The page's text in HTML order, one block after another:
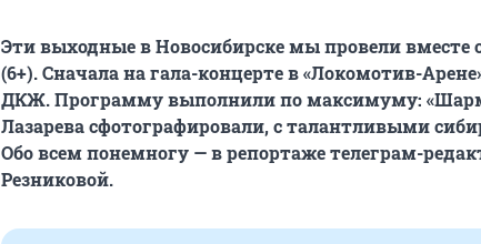
Эти выходные в Новосибирске мы провели вместе
(6+). Сначала на гала-концерте в «Локомотив-
ДКЖ. Программу выполнили по максимуму:
Лазарева сфотографировали, с талантливыми
Обо всем понемногу — в репортаже телеграм-
Резниковой.